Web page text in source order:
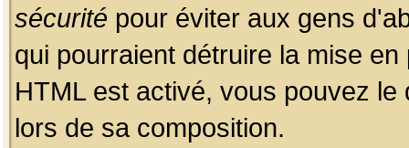
sécurité pour éviter aux gens
qui pourraient détruire la mise
HTML est activé, vous pouvez
lors de sa composition.